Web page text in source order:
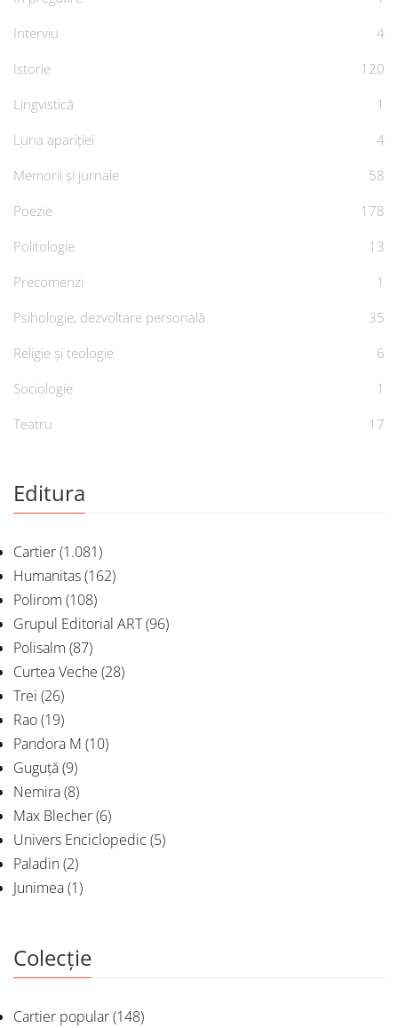
Interviu
4
Istorie
120
Lingvistică
1
Luna apariției
4
Memorii și jurnale
58
Poezie
178
Politologie
13
Precomenzi
1
Psihologie, dezvoltare personală
35
Religie și teologie
6
Sociologie
1
Teatru
17
Editura
Cartier(1.081)
Humanitas(162)
Polirom (108)
Grupul Editorial ART(96)
Polisalm (87)
Curtea Veche (28)
Trei (26)
Rao(19)
Pandora M (10)
Guguță(9)
Nemira(8)
Max Blecher(6)
Univers Enciclopedic (5)
Paladin(2)
Junimea(1)
Colecție
Cartier popular(148)